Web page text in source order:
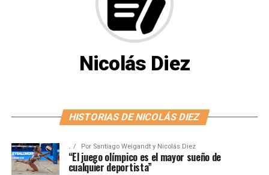
Nicolás Diez
HISTORIAS DE NICOLÁS DIEZ
. Por Santiago Weigandt y Nicolás Diez
“El juego olímpico es el mayor sueño de
cualquier deportista”